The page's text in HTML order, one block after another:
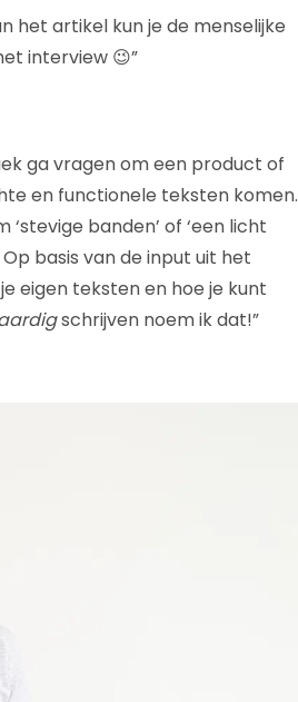
het artikel kun je de menselijke
interview 😉”
ga vragen om een product of
en functionele teksten komen.
banden’ of ‘een licht
basis van de input uit het
eigen teksten en hoe je kunt
schrijven noem ik dat!”